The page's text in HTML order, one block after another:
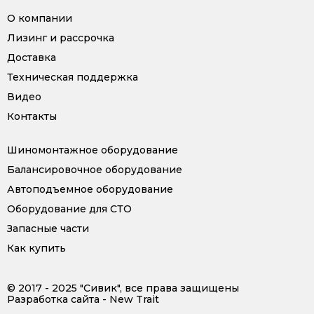
О компании
Лизинг и рассрочка
Доставка
Техническая поддержка
Видео
Контакты
Шиномонтажное оборудование
Балансировочное оборудование
Автоподъемное оборудование
Оборудование для СТО
Запасные части
Как купить
© 2017 - 2025 "Сивик", все права защищены
Разработка сайта - New Trait